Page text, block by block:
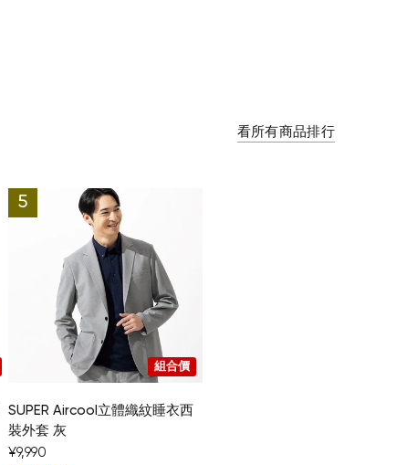
看所有商品排行
組合價
SUPER Aircool立體織紋睡衣西
裝外套 灰
¥9,990